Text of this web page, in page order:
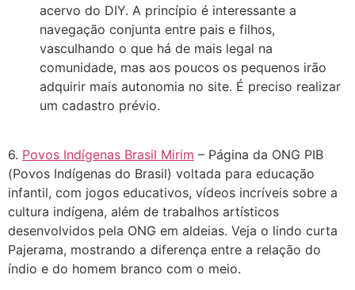
acervo do DIY. A princípio é interessante a
navegação conjunta entre pais e filhos,
vasculhando o que há de mais legal na
comunidade, mas aos poucos os pequenos irão
adquirir mais autonomia no site. É preciso realizar
um cadastro prévio.
6. Povos Indígenas Brasil Mirim – Página da ONG PIB
(Povos Indígenas do Brasil) voltada para educação
infantil, com jogos educativos, vídeos incríveis sobre a
cultura indígena, além de trabalhos artísticos
desenvolvidos pela ONG em aldeias. Veja o lindo curta
Pajerama, mostrando a diferença entre a relação do
índio e do homem branco com o meio.